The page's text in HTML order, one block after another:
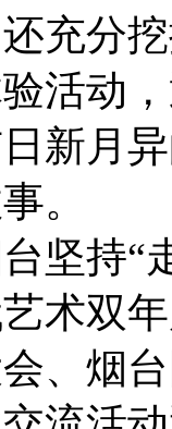
充分
活动
新月
。
坚持“
术双
、烟